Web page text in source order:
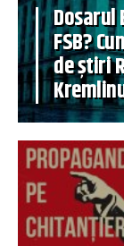
Dosarul
FSB?
de știri